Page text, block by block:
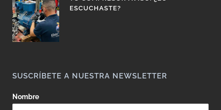
ESCUCHASTE?
SUSCRÍBETE A NUESTRA NEWSLETTER
Nombre